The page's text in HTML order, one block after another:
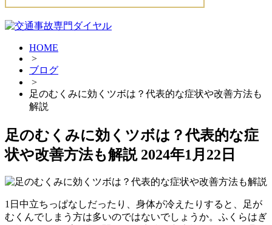
HOME
>
ブログ
>
足のむくみに効くツボは？代表的な症状や改善方法も
解説
足のむくみに効くツボは？代表的な症
状や改善方法も解説 2024年1月22日
1日中立ちっぱなしだったり、身体が冷えたりすると、足が
むくんでしまう方は多いのではないでしょうか。ふくらはぎ